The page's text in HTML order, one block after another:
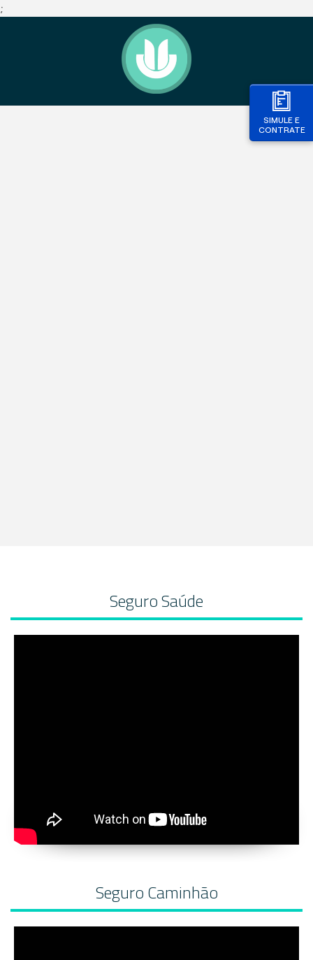
;
SIMULE E
CONTRATE
Seguro Saúde
Seguro Caminhão